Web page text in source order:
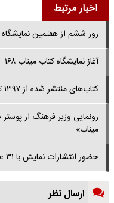
اخبار مرتبط
روز ششم از هفتمین
آغاز نمایشگاه کتاب میناب ۱۶۸
کتاب‌های منتشر شده از ۱۳۹۷ تا ۱۴۰۰ نیز در نمایشگاه کتاب عرضه می‌شوند
میناب»
حضور انتشارات نمایش با ۳۱ عنوان اثر در نمایشگاه مجازی کتاب
ارسال نظر